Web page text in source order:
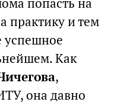
попасть на
практику и тем
успешное
Как
,
она давно